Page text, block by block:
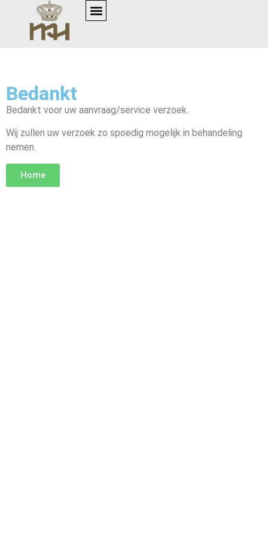
Bedankt
Bedankt voor uw aanvraag/service verzoek.
Wij zullen uw verzoek zo spoedig mogelijk in behandeling
nemen.
Home